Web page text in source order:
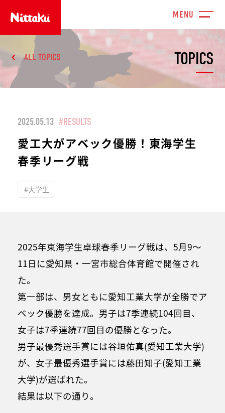
TOPICS
ALL TOPICS
2025.05.13 #RESULTS
愛工大がアベック優勝！東海学生
春季リーグ戦
#大学生
2025年東海学生卓球春季リーグ戦は、5月9～
11日に愛知県・一宮市総合体育館で開催され
た。
第一部は、男女ともに愛知工業大学が全勝でア
ベック優勝を達成。男子は7季連続104回目、
女子は7季連続77回目の優勝となった。
男子最優秀選手賞には谷垣佑真(愛知工業大学)
が、女子最優秀選手賞には藤田知子(愛知工業
大学)が選ばれた。
結果は以下の通り。